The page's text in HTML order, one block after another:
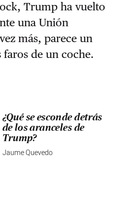
Trump ha vuelto
una Unión
más, parece un
de un coche.
¿Qué se esconde detrás
de los aranceles de
Trump?
Jaume Quevedo